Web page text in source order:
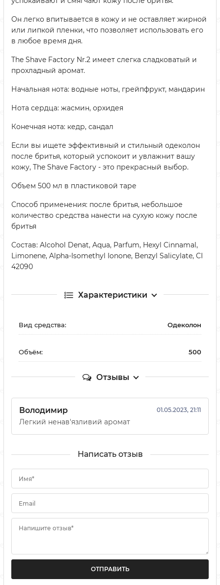
Он легко впитывается в кожу и не оставляет жирной
или липкой пленки, что позволяет использовать его
в любое время дня.
The Shave Factory Nr.2 имеет слегка сладковатый и
прохладный аромат.
Начальная нота: водные ноты, грейпфрукт, мандарин
Нота сердца: жасмин, орхидея
Конечная нота: кедр, сандал
Если вы ищете эффективный и стильный одеколон
после бритья, который успокоит и увлажнит вашу
кожу, The Shave Factory - это прекрасный выбор.
Объем 500 мл в пластиковой таре
Способ применения: после бритья, небольшое
количество средства нанести на сухую кожу после
бритья
Состав: Alcohol Denat, Aqua, Parfum, Hexyl Cinnamal,
Limonene, Alpha-Isomethyl Ionone, Benzyl Salicylate, CI
42090
Характеристики
Вид средства: Одеколон
Объём: 500
Отзывы
Володимир 01.05.2023, 21:11
Легкий ненав'язливий аромат
Написать отзыв
Имя*
Email
Напишите отзыв*